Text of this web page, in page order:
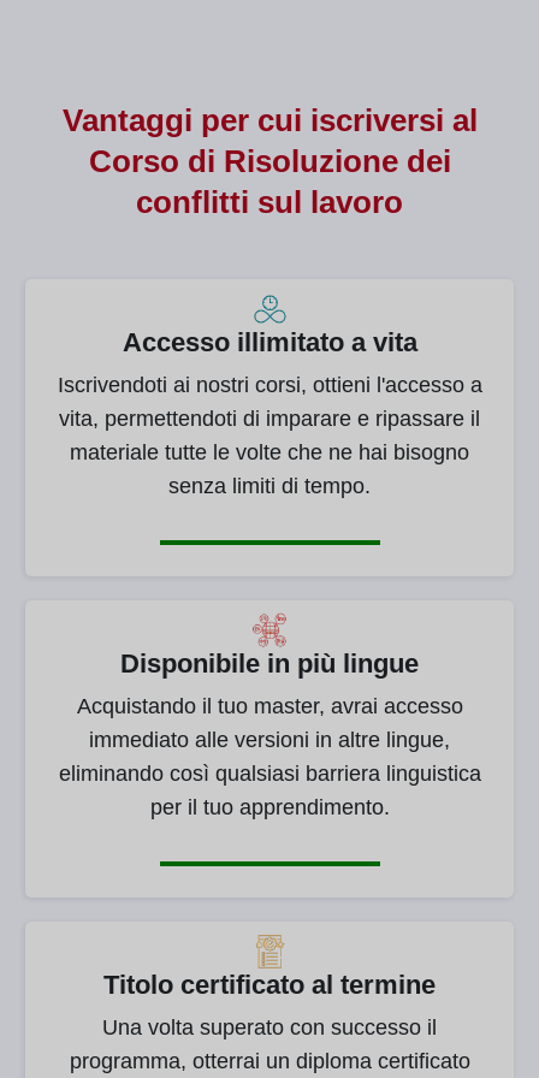
Vantaggi per cui iscriversi al
Corso di Risoluzione dei
conflitti sul lavoro
Accesso illimitato a vita
Iscrivendoti ai nostri corsi, ottieni l'accesso a
vita, permettendoti di imparare e ripassare il
materiale tutte le volte che ne hai bisogno
senza limiti di tempo.
Disponibile in più lingue
Acquistando il tuo master, avrai accesso
immediato alle versioni in altre lingue,
eliminando così qualsiasi barriera linguistica
per il tuo apprendimento.
Titolo certificato al termine
Una volta superato con successo il
programma, otterrai un diploma certificato